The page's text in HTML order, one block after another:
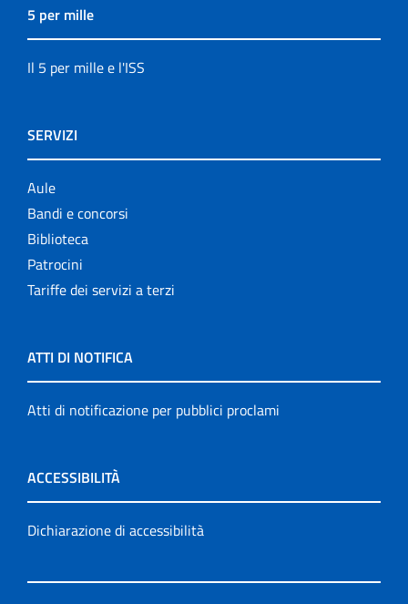
5 per mille
Il 5 per mille e l'ISS
SERVIZI
Aule
Bandi e concorsi
Biblioteca
Patrocini
Tariffe dei servizi a terzi
ATTI DI NOTIFICA
Atti di notificazione per pubblici proclami
ACCESSIBILITÀ
Dichiarazione di accessibilità